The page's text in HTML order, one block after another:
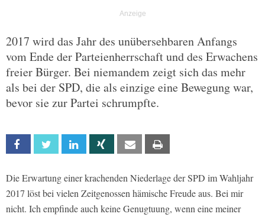
2017 wird das Jahr des unübersehbaren Anfangs
vom Ende der Parteienherrschaft und des Erwachens
freier Bürger. Bei niemandem zeigt sich das mehr
als bei der SPD, die als einzige eine Bewegung war,
bevor sie zur Partei schrumpfte.
Facebook Twitter Linkedin Xing Email
Die Erwartung einer krachenden Niederlage der SPD im Wahljahr
2017 löst bei vielen Zeitgenossen hämische Freude aus. Bei mir
nicht. Ich empfinde auch keine Genugtuung, wenn eine meiner